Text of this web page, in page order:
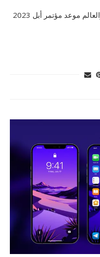
ينتظر آلاف الأشخاص في السعودية والعالم موعد مؤتمر أبل 2023